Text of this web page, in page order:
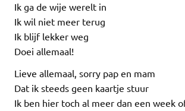
Ik ga de wije werelt in
Ik wil niet meer terug
Ik blijf lekker weg
Doei allemaal!
Lieve allemaal, sorry pap en mam
Dat ik steeds geen kaartje stuur
Ik ben hier toch al meer dan een week